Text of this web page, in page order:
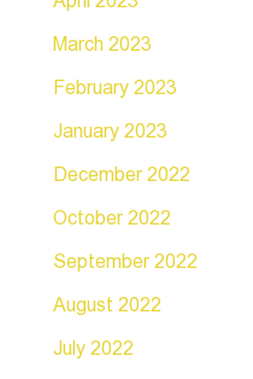
March 2023
February 2023
January 2023
December 2022
October 2022
September 2022
August 2022
July 2022